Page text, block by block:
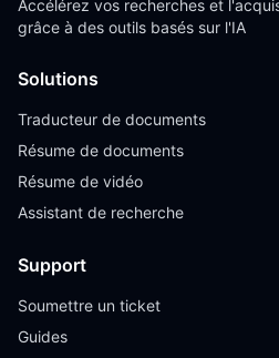
Accélérez vos recherches et
grâce à des outils basés sur l'IA
Solutions
Traducteur de documents
Résume de documents
Résume de vidéo
Assistant de recherche
Support
Soumettre un ticket
Guides